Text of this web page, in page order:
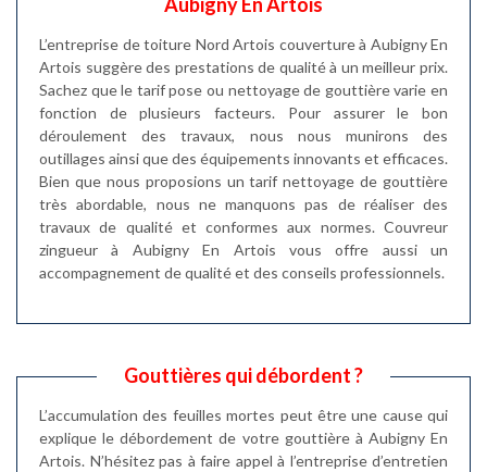
L’entreprise de toiture Nord Artois couverture à Aubigny En
Artois suggère des prestations de qualité à un meilleur prix.
Sachez que le tarif pose ou nettoyage de gouttière varie en
fonction de plusieurs facteurs. Pour assurer le bon
déroulement des travaux, nous nous munirons des
outillages ainsi que des équipements innovants et efficaces.
Bien que nous proposions un tarif nettoyage de gouttière
très abordable, nous ne manquons pas de réaliser des
travaux de qualité et conformes aux normes. Couvreur
zingueur à Aubigny En Artois vous offre aussi un
accompagnement de qualité et des conseils professionnels.
Gouttières qui débordent ?
L’accumulation des feuilles mortes peut être une cause qui
explique le débordement de votre gouttière à Aubigny En
Artois. N’hésitez pas à faire appel à l’entreprise d’entretien